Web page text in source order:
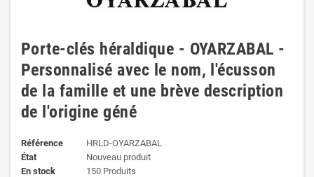
Porte-clés héraldique - OYARZABAL -
Personnalisé avec le nom, l'écusson
de la famille et une brève description
de l'origine géné
Référence
HRLD-OYARZABAL
État
Nouveau produit
En stock
150 Produits